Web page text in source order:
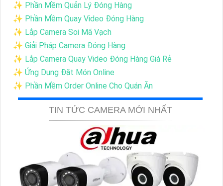
✨ Phần Mềm Quản Lý Đóng Hàng
✨ Phần Mềm Quay Video Đóng Hàng
✨ Lắp Camera Soi Mã Vạch
✨ Giải Pháp Camera Đóng Hàng
✨ Lắp Camera Quay Video Đóng Hàng Giá Rẻ
✨ Ứng Dụng Đặt Món Online
✨ Phần Mềm Order Online Cho Quán Ăn
TIN TỨC CAMERA MỚI NHẤT